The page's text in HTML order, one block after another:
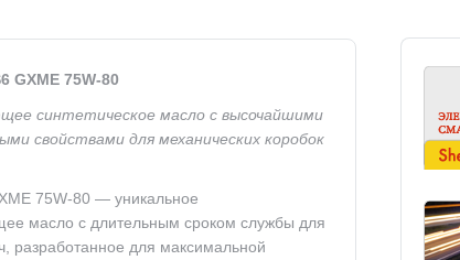
GXME 75W-80
синтетическое масло с высочайшими
свойствами для механических коробок
75W-80 — уникальное
масло с длительным сроком службы для
разработанное для максимальной